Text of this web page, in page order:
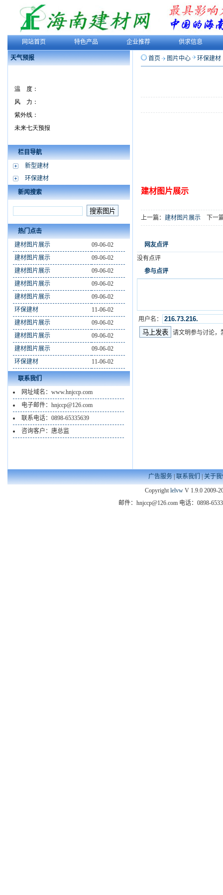
网站首页 特色产品 企业推荐 供求信息
天气预报
栏目导航
新型建材
环保建材
新闻搜索
热门点击
建材图片展示
09-06-02
建材图片展示
09-06-02
建材图片展示
09-06-02
建材图片展示
09-06-02
建材图片展示
09-06-02
环保建材
11-06-02
建材图片展示
09-06-02
建材图片展示
09-06-02
建材图片展示
09-06-02
环保建材
11-06-02
联系我们
网址域名：www.hnjccp.com
电子邮件：hnjccp@126.com
联系电话：0898-65335639
咨询客户：唐总监
首页 图片中心 环保建材
建材图片展示
上一篇： 建材图片展示 下一
网友点评
没有点评
参与点评
用户名：
请文明参与讨论，
广告服务|联系我们|关于
Copyright lelvwV 1.9.0 2009-
邮件：hnjccp@126.com 电话：0898-